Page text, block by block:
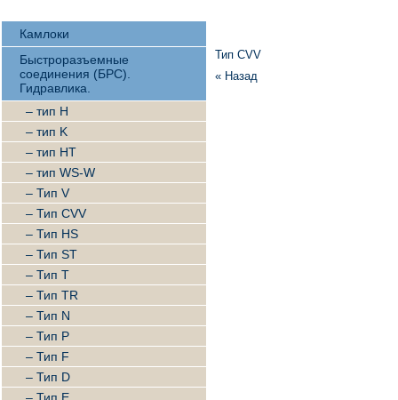
Камлоки
Быстроразъемные
соединения (БРС).
Гидравлика.
– тип H
– тип K
– тип HT
– тип WS-W
– Тип V
– Тип CVV
– Тип HS
– Тип ST
– Тип T
– Тип TR
– Тип N
– Тип P
– Тип F
– Тип D
Тип CVV
« Назад